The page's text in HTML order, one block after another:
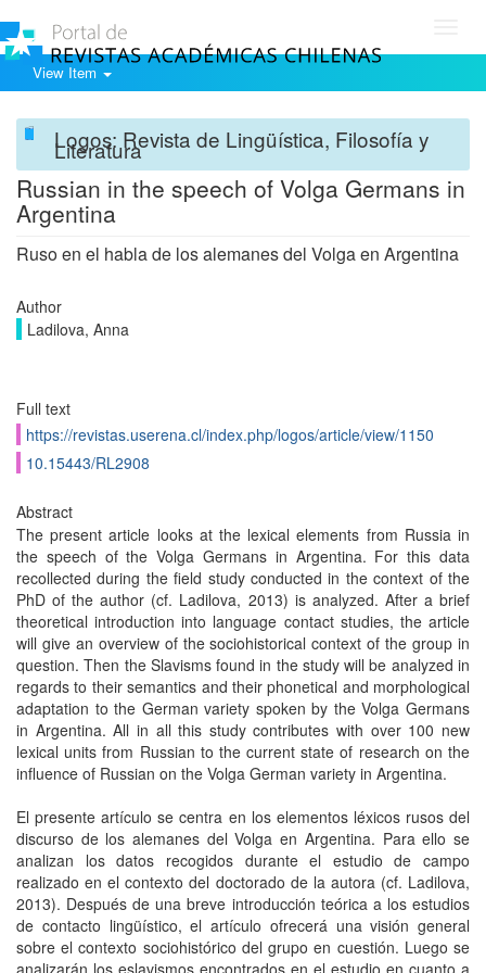
View Item
Logos: Revista de Lingüística, Filosofía y
Literatura
Russian in the speech of Volga Germans in
Argentina
Ruso en el habla de los alemanes del Volga en Argentina
Author
Ladilova, Anna
Full text
https://revistas.userena.cl/index.php/logos/article/view/1150
10.15443/RL2908
Abstract
The present article looks at the lexical elements from Russia in
the speech of the Volga Germans in Argentina. For this data
recollected during the field study conducted in the context of the
PhD of the author (cf. Ladilova, 2013) is analyzed. After a brief
theoretical introduction into language contact studies, the article
will give an overview of the sociohistorical context of the group in
question. Then the Slavisms found in the study will be analyzed in
regards to their semantics and their phonetical and morphological
adaptation to the German variety spoken by the Volga Germans
in Argentina. All in all this study contributes with over 100 new
lexical units from Russian to the current state of research on the
influence of Russian on the Volga German variety in Argentina.
El presente artículo se centra en los elementos léxicos rusos del
discurso de los alemanes del Volga en Argentina. Para ello se
analizan los datos recogidos durante el estudio de campo
realizado en el contexto del doctorado de la autora (cf. Ladilova,
2013). Después de una breve introducción teórica a los estudios
de contacto lingüístico, el artículo ofrecerá una visión general
sobre el contexto sociohistórico del grupo en cuestión. Luego se
analizarán los eslavismos encontrados en el estudio en cuanto a